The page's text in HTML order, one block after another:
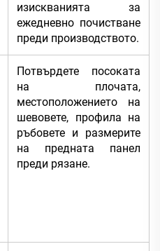
изискванията за
ежедневно почистване
преди производството.
Потвърдете посоката
на плочата,
местоположението на
шевовете, профила на
ръбовете и размерите
на предната панел
преди рязане.